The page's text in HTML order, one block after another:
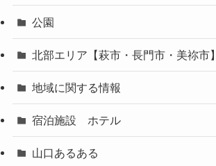
公園
北部エリア【萩市・長門市・美祢市】
地域に関する情報
宿泊施設 ホテル
山口あるある